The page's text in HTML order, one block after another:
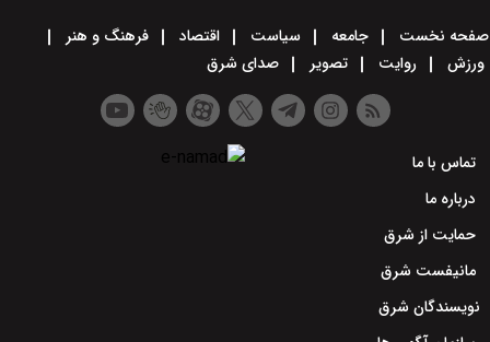
صفحه نخست جامعه سیاست اقتصاد
فرهنگ و هنر
ورزش
روایت تصویر صدای شرق
تماس با ما
درباره ما
حمایت از شرق
مانیفست شرق
نویسندگان شرق